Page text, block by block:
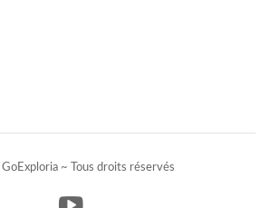
~ Tous droits réservés